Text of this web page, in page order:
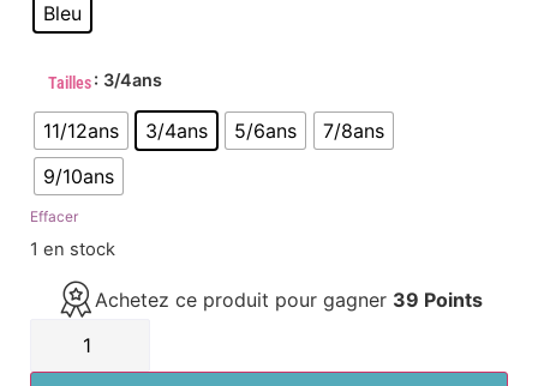
Bleu
Tailles: 3/4ans
11/12ans 3/4ans 5/6ans
7/8ans
9/10ans
Effacer
1 en stock
Achetez ce produit pour gagner 39 Points